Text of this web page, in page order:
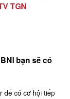
TGN
bạn sẽ có
để có cơ hội tiếp